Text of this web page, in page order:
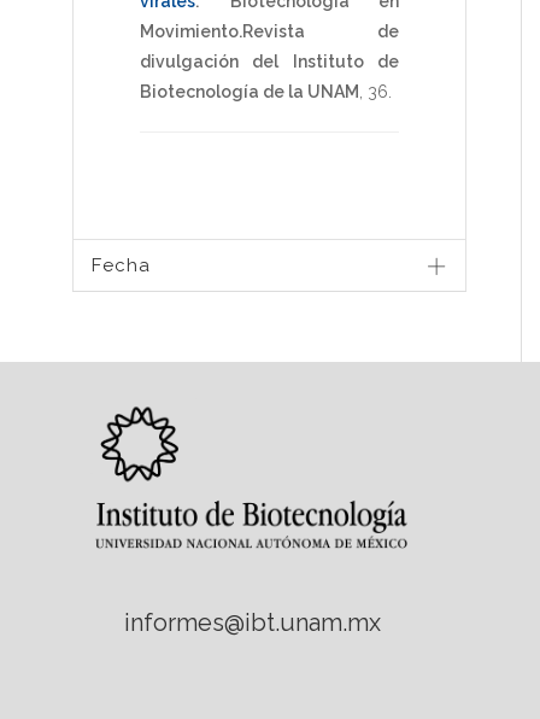
Movimiento.Revista de
divulgación del Instituto de
Biotecnología de la UNAM 36
Fecha
informes@ibt.unam.mx